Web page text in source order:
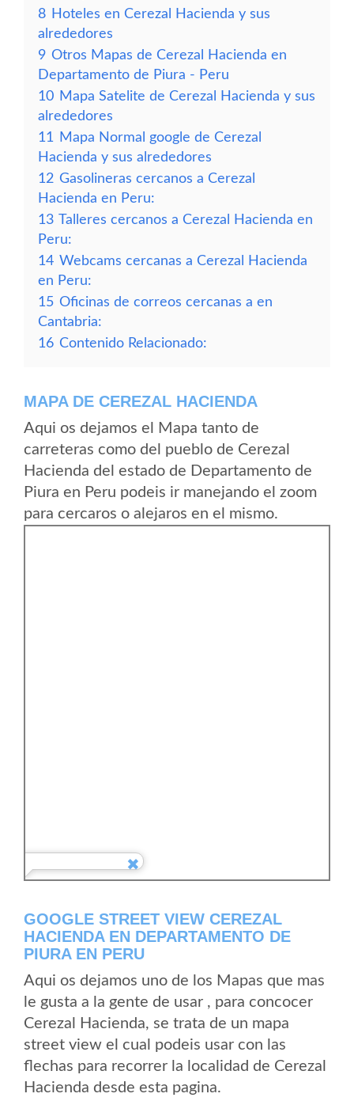
8 Hoteles en Cerezal Hacienda y sus
alrededores
9 Otros Mapas de Cerezal Hacienda en
Departamento de Piura - Peru
10 Mapa Satelite de Cerezal Hacienda y sus
alrededores
11
Mapa Normal google de Cerezal
Hacienda y sus alrededores
12 Gasolineras cercanos a Cerezal
Hacienda en Peru:
13 Talleres cercanos a Cerezal Hacienda en
Peru:
14 Webcams cercanas a Cerezal Hacienda
en Peru:
15 Oficinas de correos cercanas a en
Cantabria:
16 Contenido Relacionado:
MAPA DE CEREZAL HACIENDA
Aqui os dejamos el Mapa tanto de
carreteras como del pueblo de Cerezal
Hacienda del estado de Departamento de
Piura en Peru podeis ir manejando el zoom
para cercaros o alejaros en el mismo.
GOOGLE STREET VIEW CEREZAL
HACIENDA EN DEPARTAMENTO DE
PIURA EN PERU
Aqui os dejamos uno de los Mapas que mas
le gusta a la gente de usar , para concocer
Cerezal Hacienda, se trata de un mapa
street view el cual podeis usar con las
flechas para recorrer la localidad de Cerezal
Hacienda desde esta pagina.